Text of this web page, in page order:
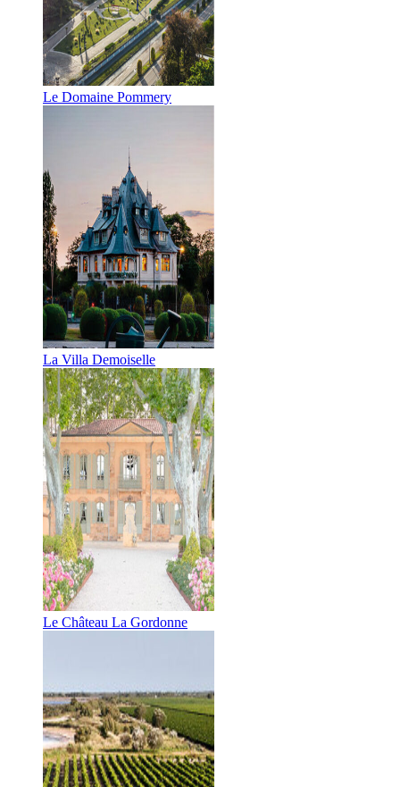
Le Domaine Pommery
La Villa Demoiselle
Le Château La Gordonne